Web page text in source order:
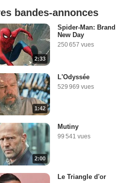
bandes-annonces
2:33
Spider-Man: Brand
New Day
250 657 vues
1:42
L'Odyssée
529 969 vues
2:00
Mutiny
99 541 vues
Le Triangle d'or